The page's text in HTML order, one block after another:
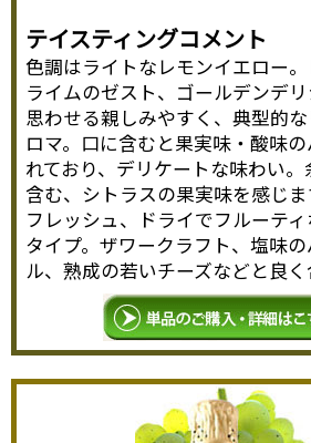
テイスティングコメント
色調はライトなレモンイエロー。
ライムのゼスト、ゴールデンデ
思わせる親しみやすく、典型的
ロマ。口に含むと果実味・酸味
れており、デリケートな味わい
含む、シトラスの果実味を感じま
フレッシュ、ドライでフルーテ
タイプ。ザワークラフト、塩味
ル、熟成の若いチーズなどと良く